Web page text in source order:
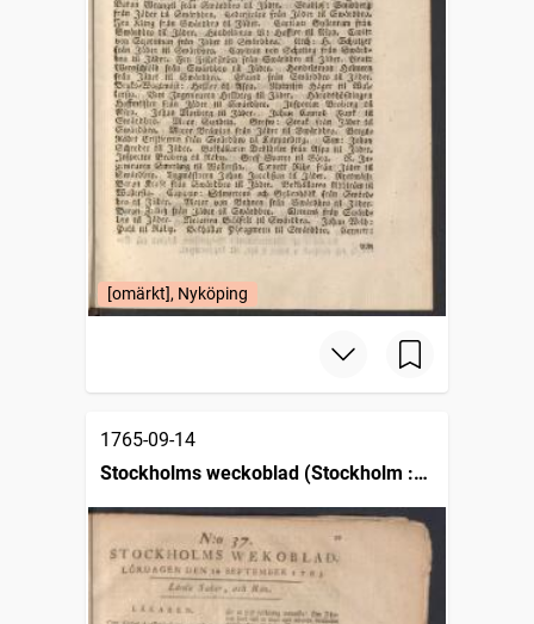
[omärkt], Nyköping
1765-09-14
Stockholms weckoblad (Stockholm :